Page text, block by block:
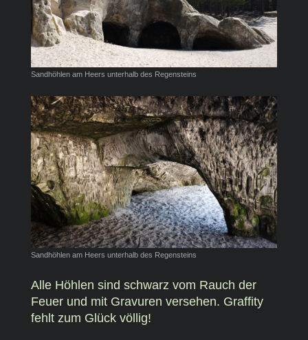
Sandhöhlen am Heers unterhalb des Regensteins
Sandhöhlen am Heers unterhalb des Regensteins
Alle Höhlen sind schwarz vom Rauch der
Feuer und mit Gravuren versehen. Graffity
fehlt zum Glück völlig!